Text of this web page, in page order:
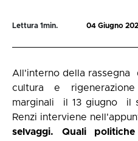
Lettura 1min. 04 Giugno
All'interno della rassegna
cultura e
marginali il 13 giugno il
Renzi interviene
selvaggi. Quali